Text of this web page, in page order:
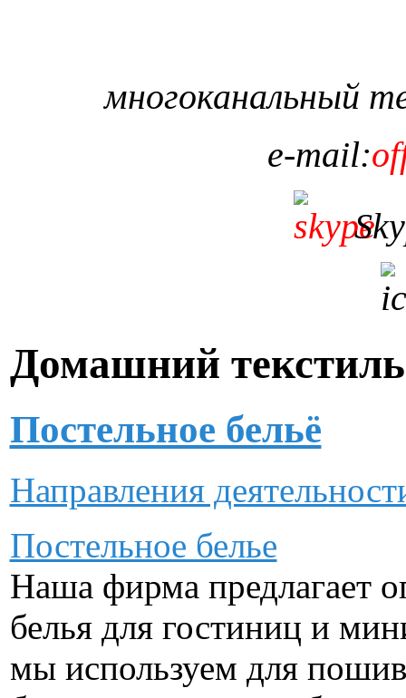
многоканальный
e-mail:
Домашний текстиль
Постельное бельё
Направления
Постельное белье
Наша фирма предлагает
белья для гостиниц и
мы используем для